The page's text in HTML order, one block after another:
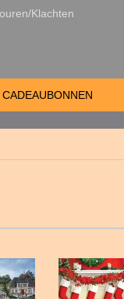
Klachten
CADEAUBONNEN